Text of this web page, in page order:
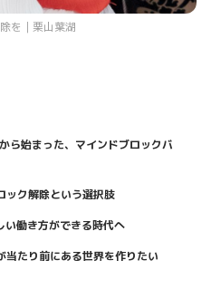
を｜栗山葉湖
ら始まった、マインドブロックバ
ック解除という選択肢
い働き方ができる時代へ
当たり前にある世界を作りたい